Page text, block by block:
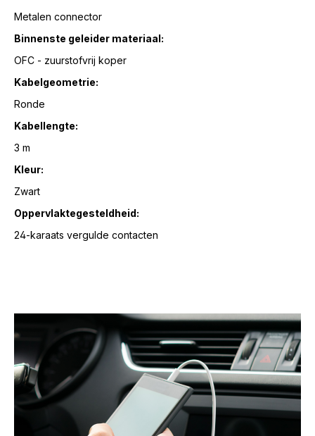
Metalen connector
Binnenste geleider materiaal:
OFC - zuurstofvrij koper
Kabelgeometrie:
Ronde
Kabellengte:
3 m
Kleur:
Zwart
Oppervlaktegesteldheid:
24-karaats vergulde contacten